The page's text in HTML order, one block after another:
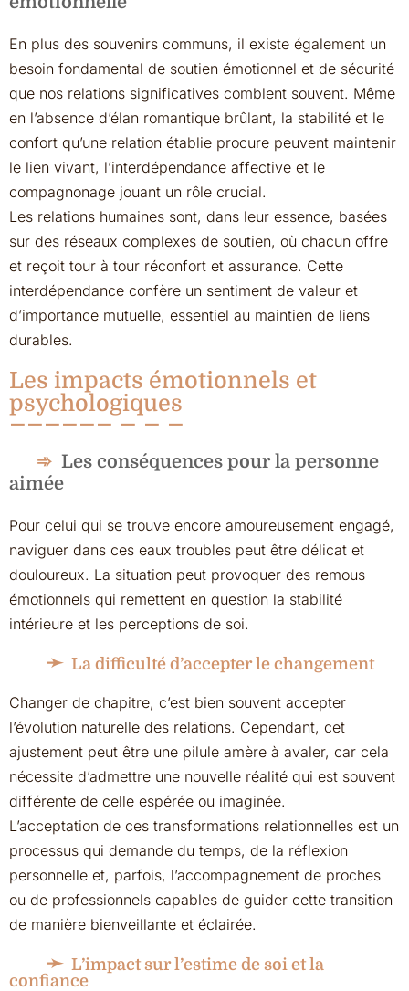
En plus des souvenirs communs, il existe également un
besoin fondamental de soutien émotionnel et de sécurité
que nos relations significatives comblent souvent. Même
en l’absence d’élan romantique brûlant, la stabilité et le
confort qu’une relation établie procure peuvent maintenir
le lien vivant, l’interdépendance affective et le
compagnonage jouant un rôle crucial.
Les relations humaines sont, dans leur essence, basées
sur des réseaux complexes de soutien, où chacun offre
et reçoit tour à tour réconfort et assurance. Cette
interdépendance confère un sentiment de valeur et
d’importance mutuelle, essentiel au maintien de liens
durables.
Les impacts émotionnels et
psychologiques
Les conséquences pour la personne
aimée
Pour celui qui se trouve encore amoureusement engagé,
naviguer dans ces eaux troubles peut être délicat et
douloureux. La situation peut provoquer des remous
émotionnels qui remettent en question la stabilité
intérieure et les perceptions de soi.
La difficulté d’accepter le changement
Changer de chapitre, c’est bien souvent accepter
l’évolution naturelle des relations. Cependant, cet
ajustement peut être une pilule amère à avaler, car cela
nécessite d’admettre une nouvelle réalité qui est souvent
différente de celle espérée ou imaginée.
L’acceptation de ces transformations relationnelles est un
processus qui demande du temps, de la réflexion
personnelle et, parfois, l’accompagnement de proches
ou de professionnels capables de guider cette transition
de manière bienveillante et éclairée.
L’impact sur l’estime de soi et la
confiance